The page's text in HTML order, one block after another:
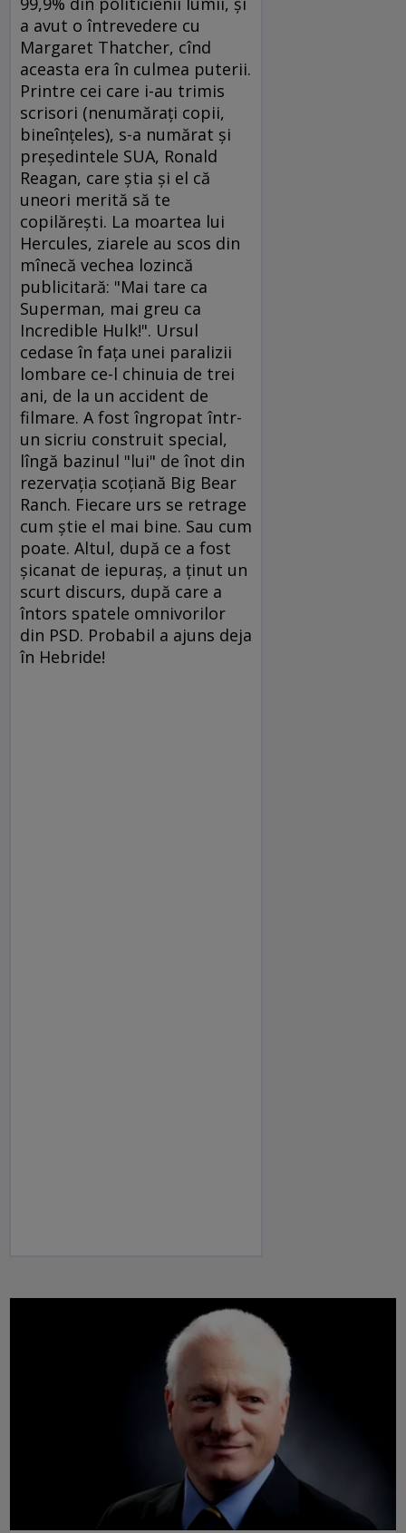
a avut o întrevedere cu
Margaret Thatcher, cînd
aceasta era în culmea puterii.
Printre cei care i-au trimis
scrisori (nenumăraţi copii,
bineînţeles), s-a numărat şi
preşedintele SUA, Ronald
Reagan, care ştia şi el că
uneori merită să te
copilăreşti. La moartea lui
Hercules, ziarele au scos din
mînecă vechea lozincă
publicitară: "Mai tare ca
Superman, mai greu ca
Incredible Hulk!". Ursul
cedase în faţa unei paralizii
lombare ce-l chinuia de trei
ani, de la un accident de
filmare. A fost îngropat într-
un sicriu construit special,
lîngă bazinul "lui" de înot din
rezervaţia scoţiană Big Bear
Ranch. Fiecare urs se retrage
cum ştie el mai bine. Sau cum
poate. Altul, după ce a fost
şicanat de iepuraş, a ţinut un
scurt discurs, după care a
întors spatele omnivorilor
din PSD. Probabil a ajuns deja
în Hebride!